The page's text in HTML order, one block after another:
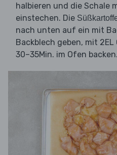
halbieren und die Schale
einstechen. Die
nach unten auf ein mit
Backblech geben, mit
30–35Min. im Ofen backen.